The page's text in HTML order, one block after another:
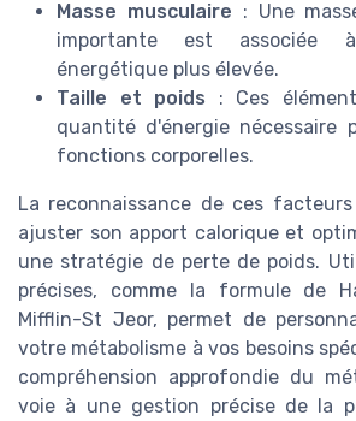
Masse musculaire : Une
importante est associée
énergétique plus élevée.
Taille et poids : Ces
quantité d'énergie nécessaire
fonctions corporelles.
La reconnaissance de ces
ajuster son apport calorique et
une stratégie de perte de poids.
précises, comme la formule de
Mifflin-St Jeor, permet de
votre métabolisme à vos besoins
compréhension approfondie du
voie à une gestion précise de la